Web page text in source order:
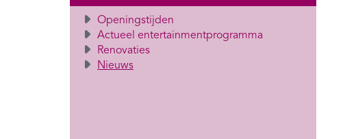
Openingstijden
Actueel entertainmentprogramma
Renovaties
Nieuws